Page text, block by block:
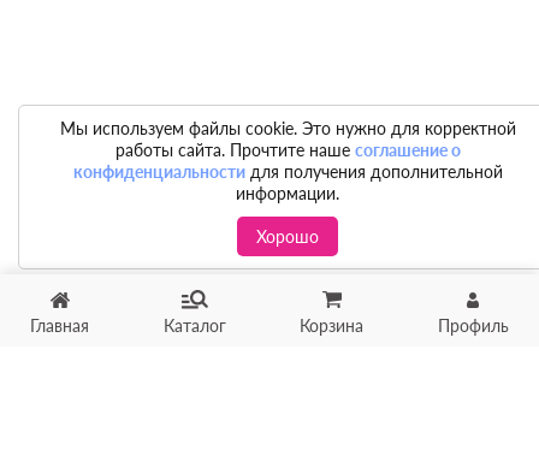
Главная Каталог Корзина Профиль
Мы используем файлы cookie. Это нужно для корректной
работы сайта. Прочтите наше соглашение о
конфиденциальностидля получения дополнительной
информации.
Хорошо